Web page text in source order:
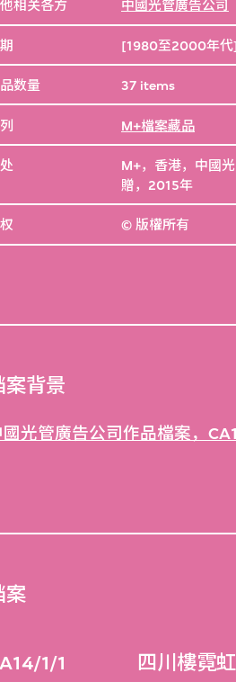
相关各方 中國光管廣告公司
[1980至2000年代]
数量 37 items
M+檔案藏品
M+，香港，中國
贈，2015年
© 版權所有
案背景
國光管廣告公司作品檔案，
案
1/1 四川樓霓